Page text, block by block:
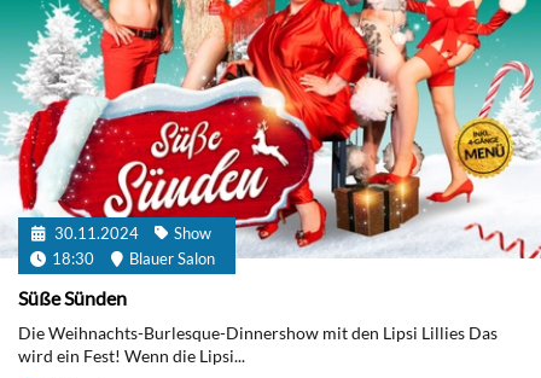
30.11.2024
Show
18:30
Blauer Salon
Süße Sünden
Die Weihnachts-Burlesque-Dinnershow mit den Lipsi Lillies Das
wird ein Fest! Wenn die Lipsi...